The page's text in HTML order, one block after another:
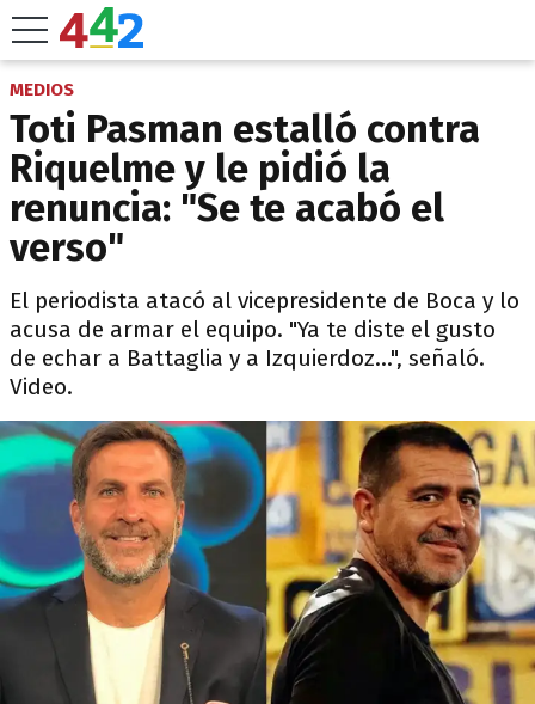
MEDIOS
Toti Pasman estalló contra
Riquelme y le pidió la
renuncia: "Se te acabó el
verso"
El periodista atacó al vicepresidente de Boca y lo
acusa de armar el equipo. "Ya te diste el gusto
de echar a Battaglia y a Izquierdoz...", señaló.
Video.